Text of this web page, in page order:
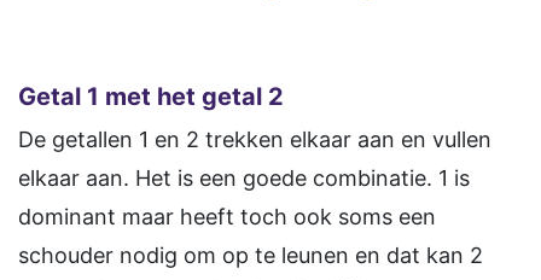
Getal 1 met het getal 2
De getallen 1 en 2 trekken elkaar aan en vullen
elkaar aan. Het is een goede combinatie. 1 is
dominant maar heeft toch ook soms een
schouder nodig om op te leunen en dat kan 2